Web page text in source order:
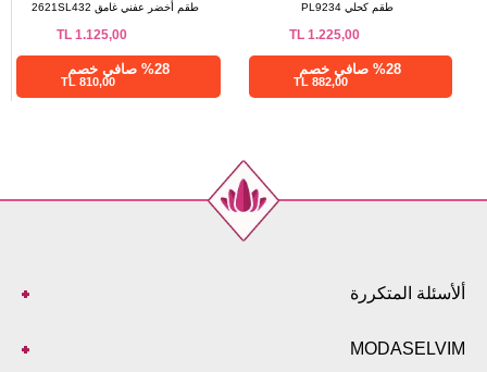
طقم كحلي PL9234
1.225,00
TL
%28 صافي خصم
882,00 TL
طقم ليلكي غامق 9240PLK541
1.245,00
TL
%28 صافي خصم
896,40 TL
ألأسئلة المتكررة
MODASELVIM